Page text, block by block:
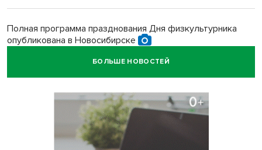
Полная программа празднования Дня физкультурника
опубликована в Новосибирске
Прогноз погоды на 8-9 августа в Новосибирске сделали
Площадки для контроля перегруза начали строить на
въездах в Новосибирск
БОЛЬШЕ НОВОСТЕЙ